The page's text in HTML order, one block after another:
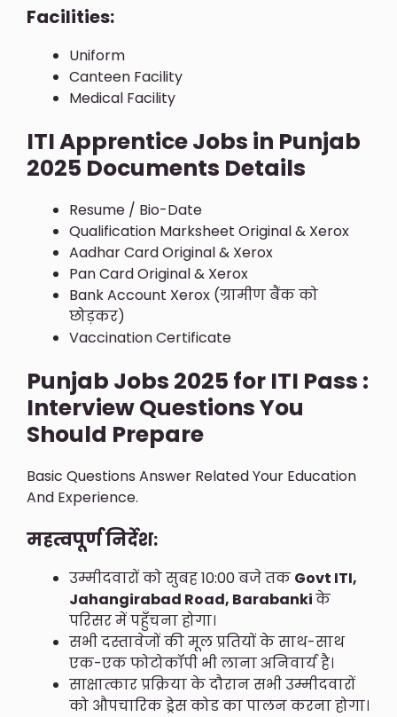
Facilities:
Uniform
Canteen Facility
Medical Facility
ITI Apprentice Jobs in Punjab
2025 Documents Details
Resume / Bio-Date
Qualification Marksheet Original & Xerox
Aadhar Card Original & Xerox
Pan Card Original & Xerox
Bank Account Xerox (ग्रामीण बैंक को
छोड़कर)
Vaccination Certificate
Punjab Jobs 2025 for ITI Pass :
Interview Questions You
Should Prepare
Basic Questions Answer Related Your Education
And Experience.
महत्वपूर्ण निर्देश:
उम्मीदवारों को सुबह 10:00 बजे तक Govt ITI,
Jahangirabad Road, Barabankiके
परिसर में पहुँचना होगा।
सभी दस्तावेजों की मूल प्रतियों के साथ-साथ
एक-एक फोटोकॉपी भी लाना अनिवार्य है।
साक्षात्कार प्रक्रिया के दौरान सभी उम्मीदवारों
को औपचारिक ड्रेस कोड का पालन करना होगा।